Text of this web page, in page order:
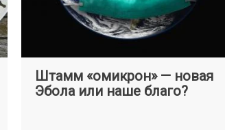
Штамм «омикрон» — новая
Эбола или наше благо?